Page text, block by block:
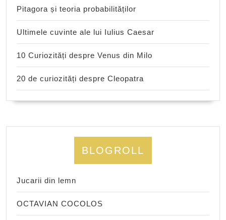
Pitagora și teoria probabilităților
Ultimele cuvinte ale lui Iulius Caesar
10 Curiozități despre Venus din Milo
20 de curiozități despre Cleopatra
BLOGROLL
Jucarii din lemn
OCTAVIAN COCOLOS